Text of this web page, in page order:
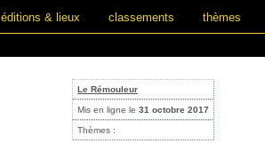
éditions & lieux classements thèmes
Le Rémouleur
Mis en ligne le 31 octobre 2017
Thèmes :